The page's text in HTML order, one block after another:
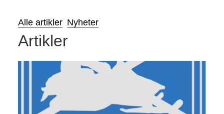
Alle artikler Nyheter
Artikler